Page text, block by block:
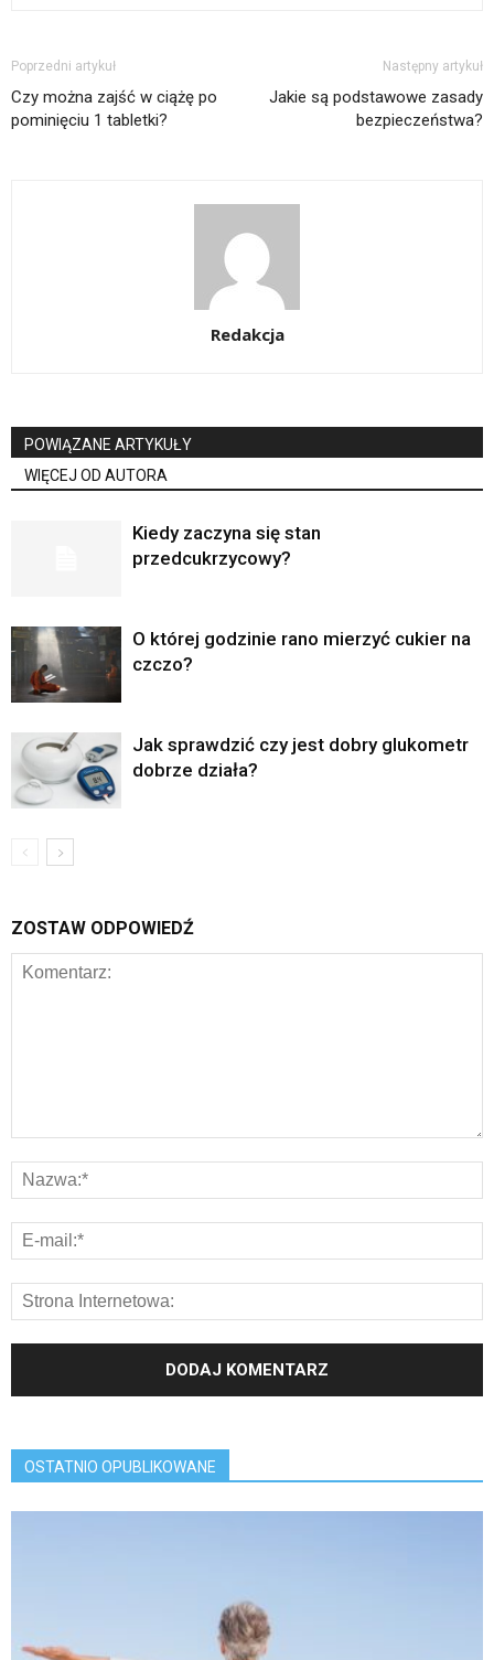
Poprzedni artykuł
Czy można zajść w ciążę po
pominięciu 1 tabletki?
Następny artykuł
Jakie są podstawowe zasady
bezpieczeństwa?
Redakcja
POWIĄZANE ARTYKUŁY
WIĘCEJ OD AUTORA
Kiedy zaczyna się stan
przedcukrzycowy?
O której godzinie rano mierzyć cukier na
czczo?
Jak sprawdzić czy jest dobry glukometr
dobrze działa?
ZOSTAW ODPOWIEDŹ
OSTATNIO OPUBLIKOWANE